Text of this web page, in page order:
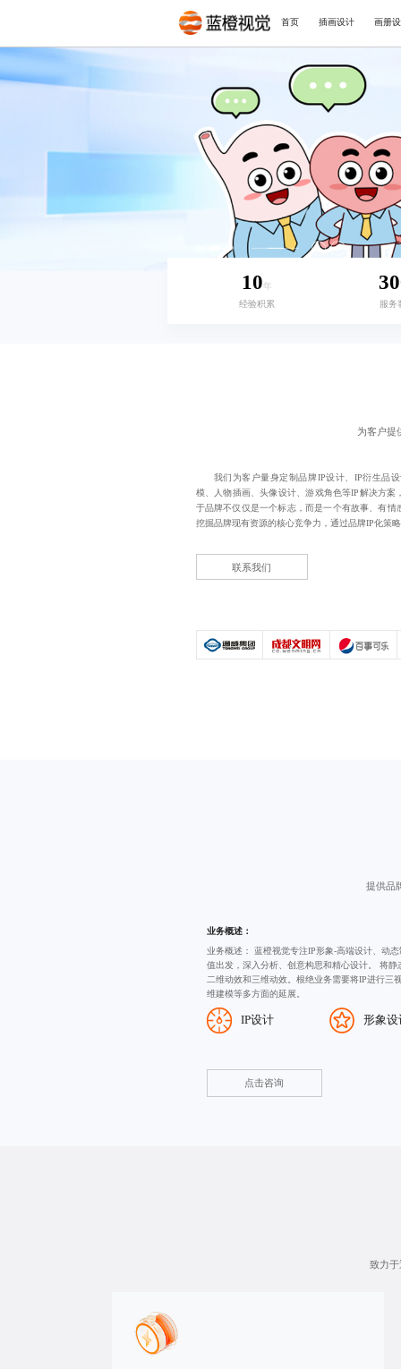
首页 插画设计 画册
10年
经验积累
服务
为客户提
我们为客户量身定制品牌IP设计、IP衍生品
模、人物插画、头像设计、游戏角色等IP解决方案
于品牌不仅仅是一个标志，而是一个有故事、有情
挖掘品牌现有资源的核心竞争力，通过品牌IP化策
联系我们
提供品
业务概述：
业务概述： 蓝橙视觉专注IP形象-高端设计、动
值出发，深入分析、创意构思和精心设计。 将
二维动效和三维动效。根绝业务需要将IP进行三
维建模等多方面的延展。
IP设计 形象设
点击咨询
致力